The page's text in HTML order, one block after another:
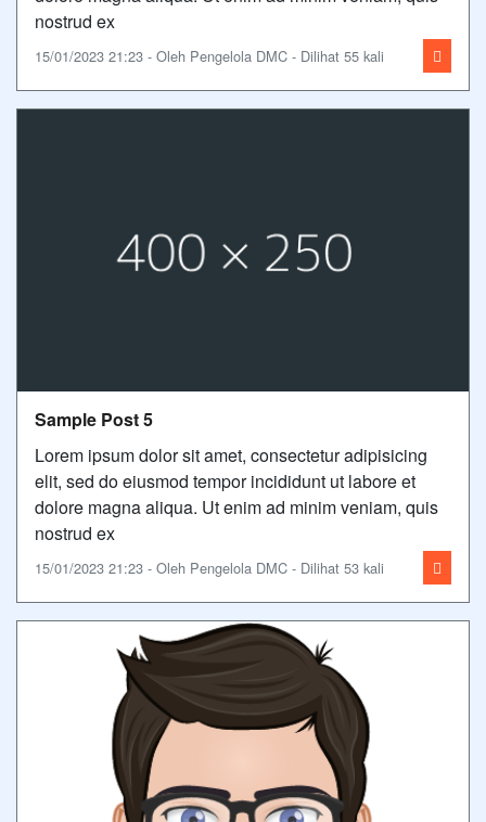
nostrud ex
15/01/2023 21:23 - Oleh Pengelola DMC - Dilihat 55 kali
Sample Post 5
Lorem ipsum dolor sit amet, consectetur adipisicing
elit, sed do eiusmod tempor incididunt ut labore et
dolore magna aliqua. Ut enim ad minim veniam, quis
nostrud ex
15/01/2023 21:23 - Oleh Pengelola DMC - Dilihat 53 kali